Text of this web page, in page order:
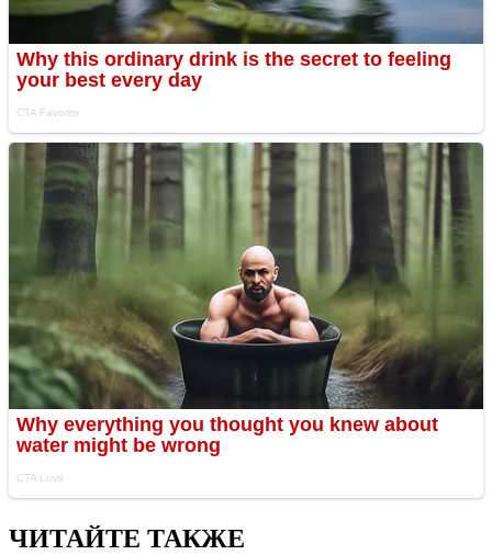
ЧИТАЙТЕ ТАКЖЕ